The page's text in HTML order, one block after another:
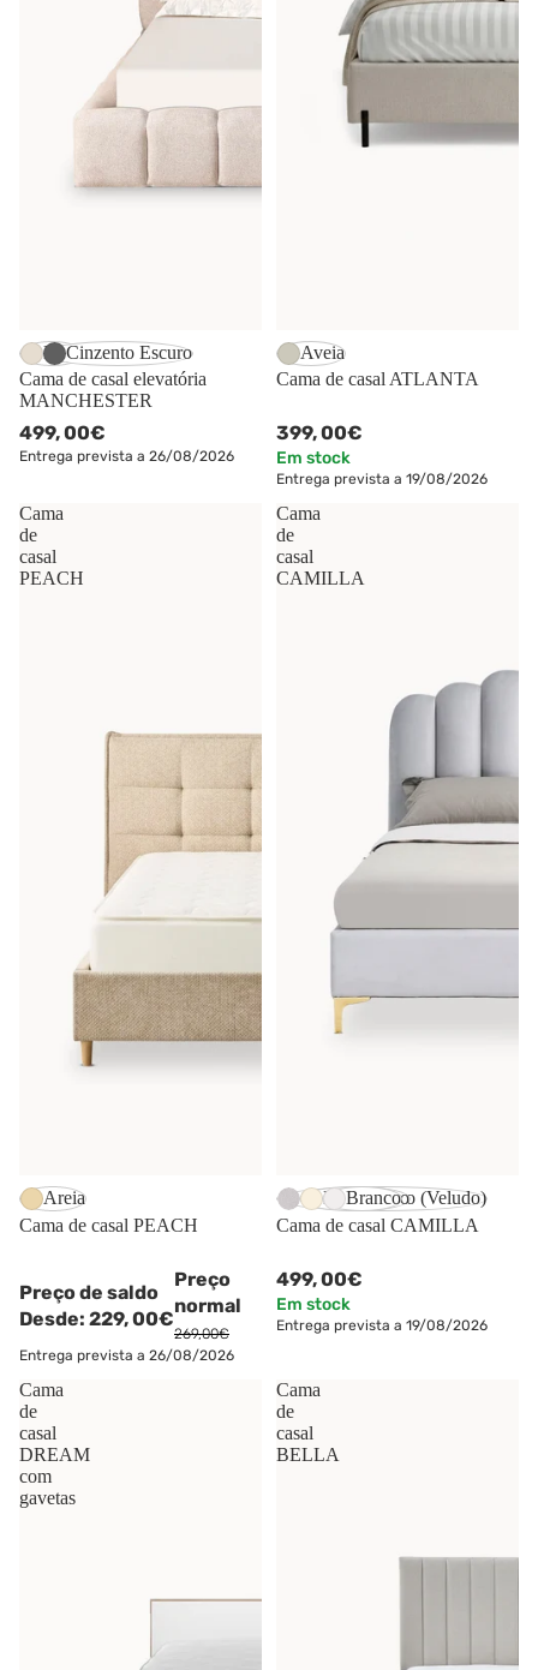
BegeCinzento Escuro
Cama de casal elevatória
MANCHESTER
499,00€
Entrega prevista a 26/08/2026
Aveia
Cama de casal ATLANTA
399,00€
Em stock
Entrega prevista a 19/08/2026
Cama
de
casal
PEACH
-15%
Areia
Cama de casal PEACH
Preço de saldo
Desde: 229,00€
Preço
normal
269,00€
Entrega prevista a 26/08/2026
Cama
de
casal
CAMILLA
Cinzento Claro (Veludo)
Bege Claro
Branco
Cama de casal CAMILLA
499,00€
Em stock
Entrega prevista a 19/08/2026
Cama
de
casal
DREAM
com
gavetas
Cama
de
casal
BELLA